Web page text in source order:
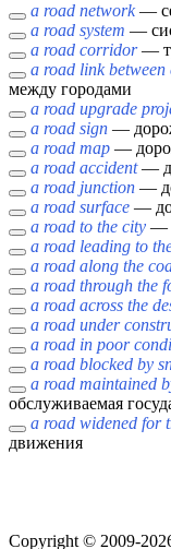
a road network—
a road system —
a road corridor—
a road link between
между городами
a road upgrade
a road sign —
a road map —
a road accident—
a road junction —
a road surface —
a road to the city —
a road leading to
a road along the
a road through the
a road across the
a road under
a road in poor
a road blocked by
a road maintained
обслуживаемая
a road widened for
движения
Copyright © 2009-